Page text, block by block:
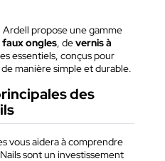
propose une gamme
ongles, devernis à
essentiels, conçus pour
manière simple et durable.
des
vous aidera à comprendre
sont un investissement